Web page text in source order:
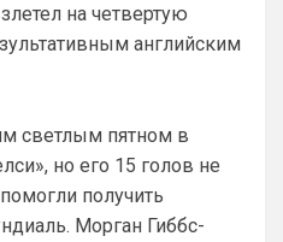
на четвертую
английским
светлым пятном в
но его 15 голов не
получить
Морган Гиббс-